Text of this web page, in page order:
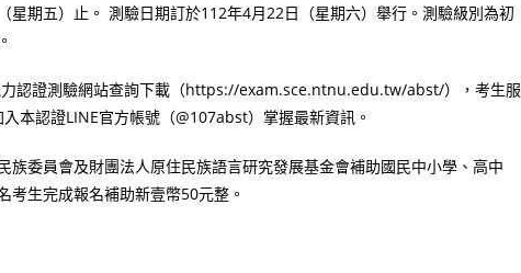
期五）止。 測驗日期訂於112年4月22日（星期六）舉行。測驗級別為初
認證測驗網站查詢下載（https://exam.sce.ntnu.edu.tw/abst/），考生服
本認證LINE官方帳號（@107abst）掌握最新資訊。
委員會及財團法人原住民族語言研究發展基金會補助國民中小學、高中
考生完成報名補助新壹幣50元整。